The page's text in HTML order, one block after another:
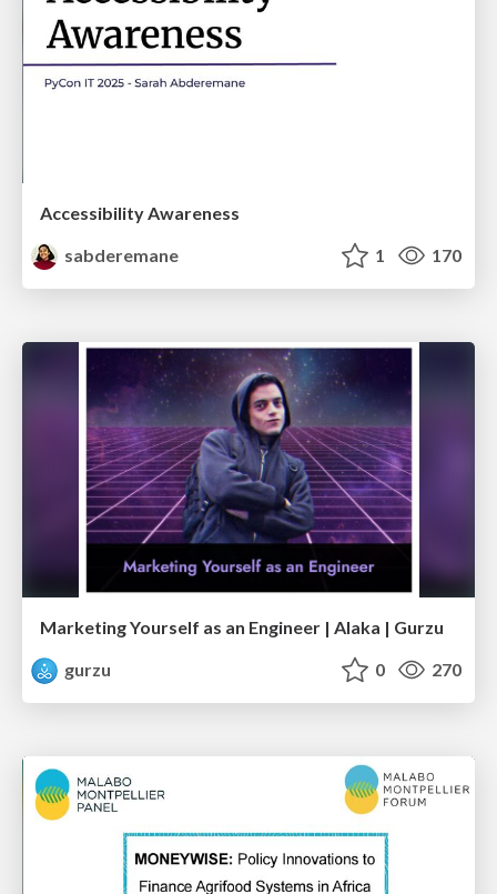
Accessibility Awareness
sabderemane
1 170
Marketing Yourself as an Engineer | Alaka | Gurzu
gurzu
0 270